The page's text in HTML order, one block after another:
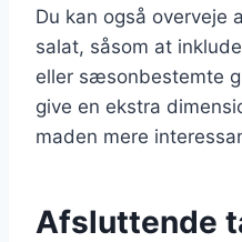
Du kan også overveje
salat, såsom at
eller sæsonbestemte
give en ekstra
maden mere
Afsluttende